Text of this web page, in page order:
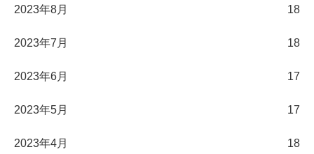
2023年8月 18
2023年7月 18
2023年6月 17
2023年5月 17
2023年4月 18